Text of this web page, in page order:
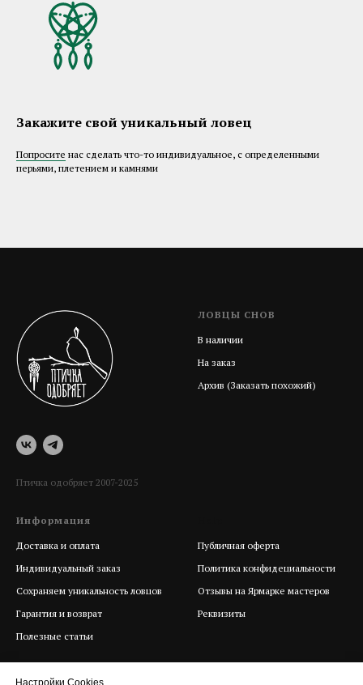
Закажите свой уникальный ловец
Попросите нас сделать что-то индивидуальное, с определенными
перьями, плетением и камнями
Настройки Cookies
Птичка одобряет 2007-2025
ЛОВЦЫ СНОВ
В наличии
На заказ
Архив (Заказать похожий)
Информация
Доставка и оплата
Индивидуальный заказ
Сохраняем уникальность ловцов
Гарантия и возврат
Полезные статьи
Публичная оферта
Политика конфидециальности
Отзывы на Ярмарке мастеров
Реквизиты